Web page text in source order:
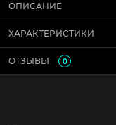
ОПИСАНИЕ
ХАРАКТЕРИСТИКИ
ОТЗЫВЫ 0